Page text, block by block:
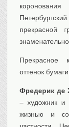
Выставочные
Досуг
прекрасной
Прекрасное
оттенок
Фредерик де
– художник и
жизнью и